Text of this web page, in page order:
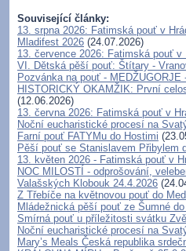
Související články:
13. srpna 2026: Fatimská pouť v
Mladifest 2026 (24.07.2026)
13. července 2026: Fatimská pouť v
VI. Dětská pěší pouť: Štítary -
Pozvánka na pouť -
HISTORICKÝ OKAMŽIK: První
(12.06.2026)
13. června 2026: Fatimská pouť v
Noční eucharistické procesí na
Farní pouť FATYMu do Hostimi
Pěší pouť se Stanislavem Přibylem
13. květen 2026 - Fatimská pouť v
NOC MILOSTÍ - odprošování,
Valašských Klobouk 24.4.2026
Z Třebíče na květnovou pouť do
Mládežnická pěší pouť ze Šumné
Smírná pouť u příležitosti svátku
Noční eucharistické procesí na
Mary’s Meals Česká republika